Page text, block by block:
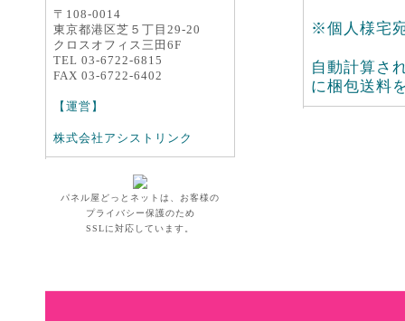
〒108-0014
東京都港区芝５丁目29-20
クロスオフィス三田6F
TEL 03-6722-6815
FAX 03-6722-6402
【運営】
株式会社アシストリンク
パネル屋どっとネットは、お客様の
プライバシー保護のため
SSLに対応しています。
※個人様宅
自動計算さ
に梱包送料